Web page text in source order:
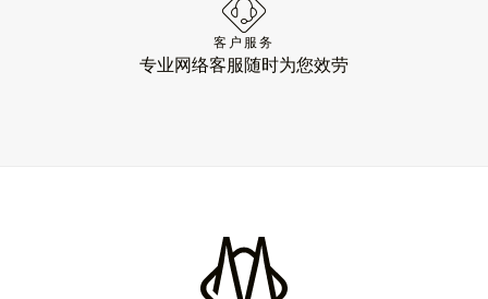
客户服务
专业网络客服随时为您效劳